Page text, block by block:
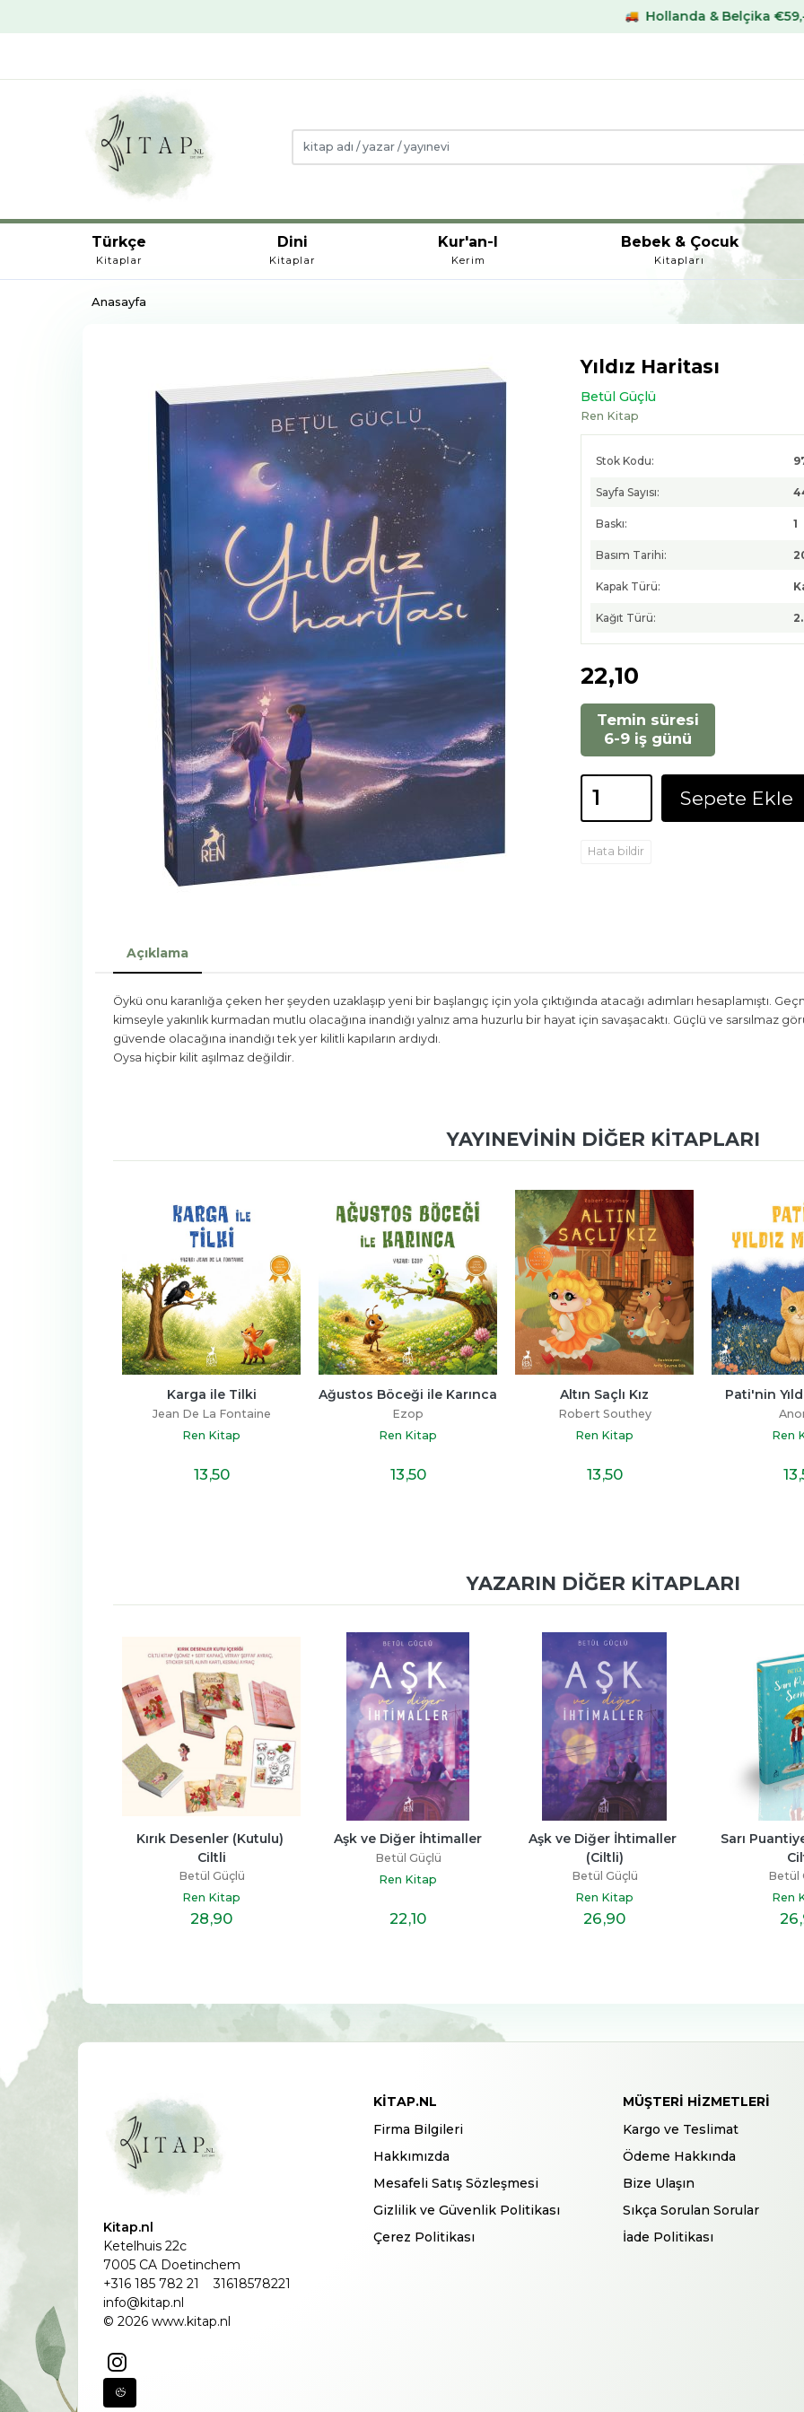
Hollanda & Belçika €59,- üstü kargo
Türkçe
Kitaplar
Dini
Kitaplar
Kur'an-I
Kerim
Bebek & Çocuk
Kitapları
Anasayfa
Yıldız Haritası
Betül Güçlü
Ren Kitap
Stok Kodu:
Sayfa Sayısı:
Baskı: 1
Basım Tarihi:
Kapak Türü:
Kağıt Türü:
22,10
Temin süresi
6-9 iş günü
Sepete Ekle
Hata bildir
Açıklama
Öykü onu karanlığa çeken her şeyden uzaklaşıp yeni bir başlangıç için yola çıktığında atacağı adımları hesaplamıştı.
kimseyle yakınlık kurmadan mutlu olacağına inandığı yalnız ama huzurlu bir hayat için savaşacaktı. Güçlü ve sarsılmaz
güvende olacağına inandığı tek yer kilitli kapıların ardıydı.
Oysa hiçbir kilit aşılmaz değildir.
YAYINEVININ DIĞER KITAPLARI
Ağustos Böceği ile Karınca
Ezop
Ren Kitap
13,50
Altın Saçlı Kız
Robert Southey
Ren Kitap
13,50
Pati'nin Yıldız Macerası
Anonim
Ren Kitap
13,50
Edens Serisi
Ren
YAZARIN DIĞER KITAPLARI
Aşk ve Diğer İhtimaller
Betül Güçlü
Ren Kitap
22,10
Aşk ve Diğer İhtimaller
(Ciltli)
Betül Güçlü
26,90
Sarı Puantiyeli Şemsiye -
Ciltli
Betül Güçlü
Ren Kitap
26,90
Sevgili
Ren
26
Kitap.nl
Ketelhuis 22c
7005 CA Doetinchem
+316 185 782 21
31618578221
info@kitap.nl
© 2026 www.kitap.nl
KITAP.NL
Firma Bilgileri
Hakkımızda
Mesafeli Satış Sözleşmesi
Gizlilik ve Güvenlik Politikası
Çerez Politikası
MÜŞTERI HIZMETLERI
Kargo ve Teslimat
Ödeme Hakkında
Bize Ulaşın
Sıkça Sorulan Sorular
İade Politikası